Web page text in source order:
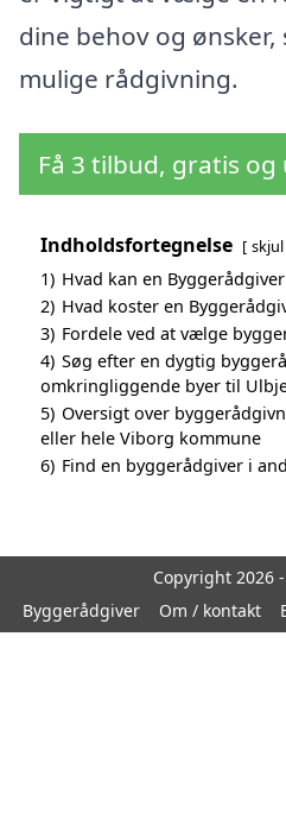
dine behov og
mulige rådgivning.
Få 3 tilbud, gratis
Indholdsfortegnelse skjul
1) Hvad kan en
2) Hvad koster en
3) Fordele ved at vælge
4) Søg efter en dygtig
omkringliggende byer til
5) Oversigt over
eller hele Viborg kommune
6) Find en byggerådgiver i
Copyright 2026
Byggerådgiver
Om / kontakt